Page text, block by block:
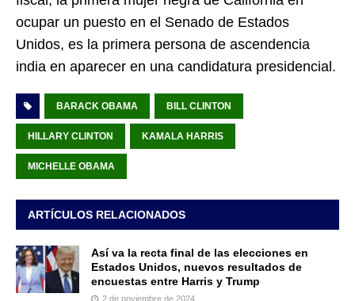
ocupar un puesto en el Senado de Estados
Unidos, es la primera persona de ascendencia
india en aparecer en una candidatura presidencial.
BARACK OBAMA BILL CLINTON
HILLARY CLINTON KAMALA HARRIS
MICHELLE OBAMA
ARTÍCULOS RELACIONADOS
Así va la recta final de las elecciones en
Estados Unidos, nuevos resultados de
encuestas entre Harris y Trump
2 de noviembre de 2024